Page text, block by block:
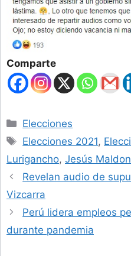
Comparte
Categories
Elecciones
Tags
Elecciones 2021,
Lurigancho, Jesús
Revelan audio de
Vizcarra
Perú lidera empleos
durante pandemia